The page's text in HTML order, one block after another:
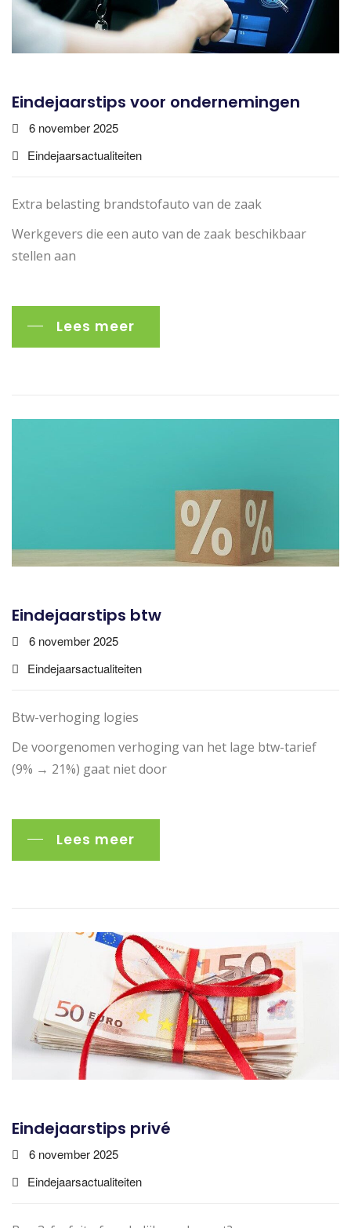
Eindejaarstips voor ondernemingen
6 november 2025
Eindejaarsactualiteiten
Extra belasting brandstofauto van de zaak
Werkgevers die een auto van de zaak beschikbaar
stellen aan
Lees meer
Eindejaarstips btw
6 november 2025
Eindejaarsactualiteiten
Btw-verhoging logies
De voorgenomen verhoging van het lage btw-tarief
(9% → 21%) gaat niet door
Lees meer
Eindejaarstips privé
6 november 2025
Eindejaarsactualiteiten